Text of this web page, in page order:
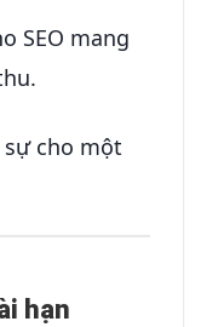
SEO mang
cho một
hạn